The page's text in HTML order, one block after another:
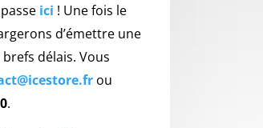
ici ! Une fois le
d’émettre une
délais. Vous
ou
.